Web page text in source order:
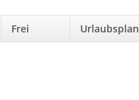
Frei Urlaubsplan